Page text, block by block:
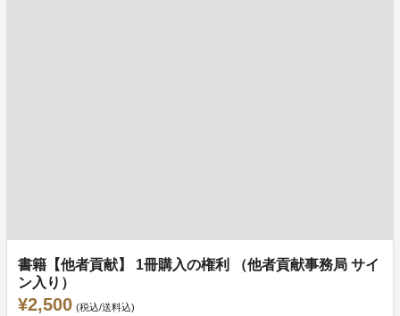
書籍【他者貢献】 1冊購入の権利 （他者貢献事務局 サイ
ン入り）
¥2,500 (税込/送料込)